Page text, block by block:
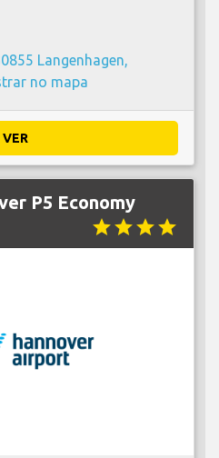
Langenhagen,
no mapa
VER
P5 Economy
starstarstarstar